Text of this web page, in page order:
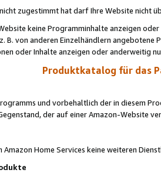
zugestimmt hat darf Ihre Website nicht
keine Programminhalte anzeigen
B. von anderen Einzelhändlern
oder Inhalte anzeigen oder anderweitig
Produktkatalog für das
und vorbehaltlich der in diesem
der auf einer Amazon-Website
Amazon Home Services keine weiteren